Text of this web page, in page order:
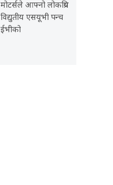
मोटर्सले आफ्नो लोकप्रिय
विद्युतीय एसयूभी पन्च
ईभीको